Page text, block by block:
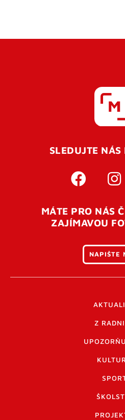
SLEDUJTE
MÁTE PRO NÁS
ZAJÍMAVOU
NAPIŠTE
Z